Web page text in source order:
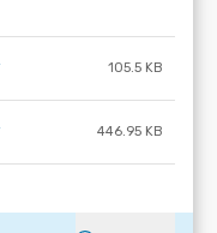
105.5 KB
446.95 KB